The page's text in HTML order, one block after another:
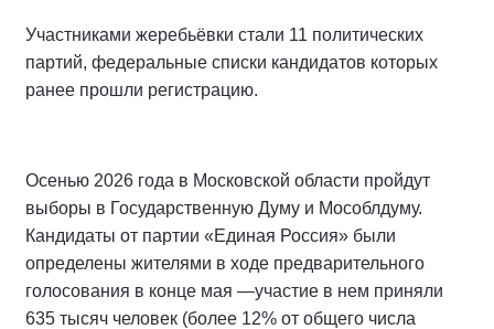
Участниками жеребьёвки стали 11 политических
партий, федеральные списки кандидатов которых
ранее прошли регистрацию.
Осенью 2026 года в Московской области пройдут
выборы в Государственную Думу и Мособлдуму.
Кандидаты от партии «Единая Россия» были
определены жителями в ходе предварительного
голосования в конце мая —участие в нем приняли
635 тысяч человек (более 12% от общего числа